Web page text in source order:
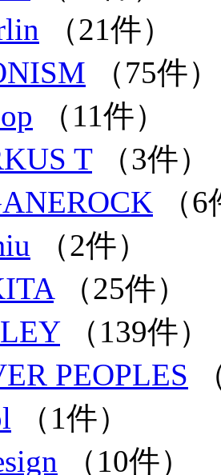
（21件）
（75件）
（11件）
T（3件）
（
（2件）
（25件）
（139件）
PEOPLES
（1件）
（10件）